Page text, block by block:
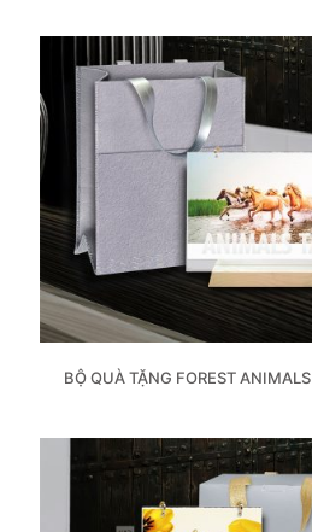
BỘ QUÀ TẶNG FOREST ANIMALS